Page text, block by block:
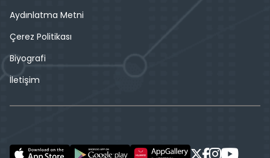
Aydınlatma Metni
Çerez Politikası
Biyografi
İletişim